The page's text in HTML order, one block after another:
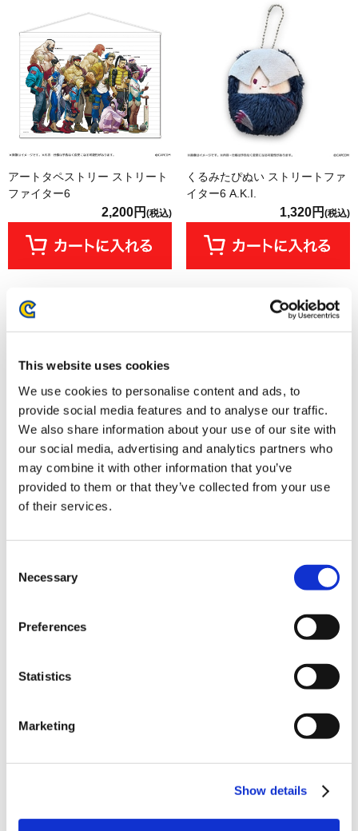
This website uses cookies
We use cookies to personalise content and ads, to
provide social media features and to analyse our traffic.
We also share information about your use of our site with
our social media, advertising and analytics partners who
may combine it with other information that you’ve
provided to them or that they’ve collected from your use
of their services.
Selection
Necessary
Preferences
Statistics
Marketing
Show details
アートタペストリー ストリート
ファイター6
2,200円 (税込)
くるみたぴぬい ストリートファ
イター6 A.K.I.
1,320円 (税込)
くるみたぴぬい ストリートファ
イター6 ルーク
1,320円
くるみたぴぬいポーチ ストリー
トファイター6 ルーク
ティダイカットステッカー Aセ